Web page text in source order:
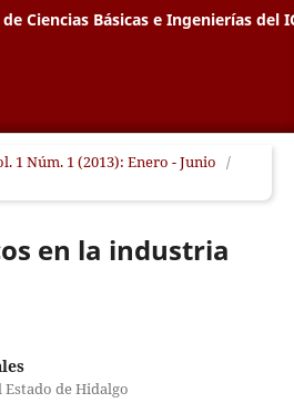
Ciencias Básicas e Ingenierías del
1 Núm. 1 (2013): Enero - Junio /
en la industria
de Hidalgo